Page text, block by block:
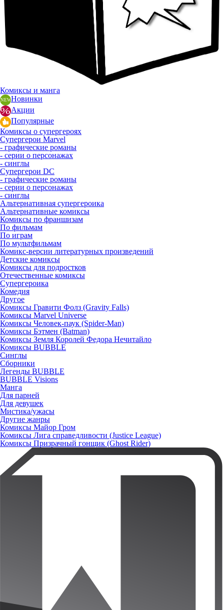
Комиксы и манга
Новинки
Акции
Популярные
Комиксы о супергероях
Супергерои Marvel
- графические романы
- серии о персонажах
- синглы
Супергерои DC
- графические романы
- серии о персонажах
- синглы
Альтернативная супергероика
Альтернативные комиксы
Комиксы по франшизам
По фильмам
По играм
По мультфильмам
Комикс-версии литературных произведений
Детские комиксы
Комиксы для подростков
Отечественные комиксы
Супергероика
Комедия
Другое
Комиксы Гравити Фолз (Gravity Falls)
Комиксы Marvel Universe
Комиксы Человек-паук (Spider-Man)
Комиксы Бэтмен (Batman)
Комиксы Земля Королей Федора Нечитайло
Комиксы BUBBLE
Синглы
Сборники
Легенды BUBBLE
BUBBLE Visions
Манга
Для парней
Для девушек
Мистика/ужасы
Другие жанры
Комиксы Майор Гром
Комиксы Лига справедливости (Justice League)
Комиксы Призрачный гонщик (Ghost Rider)